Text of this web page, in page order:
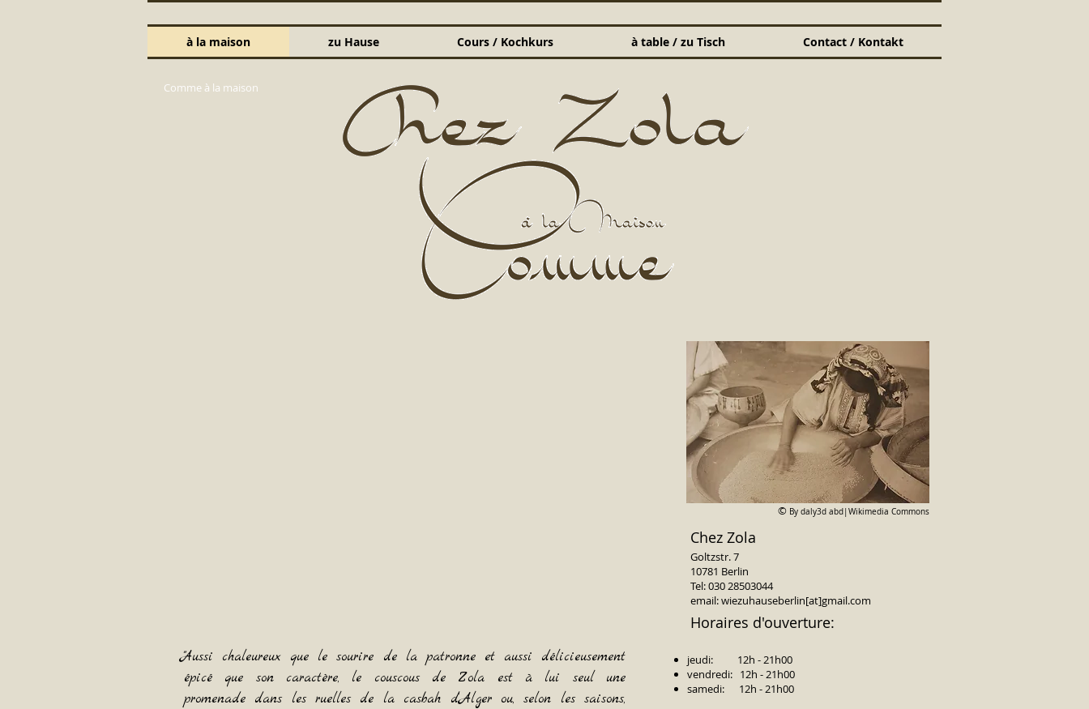
à la maison zu Hause Cours / Kochkurs à table / zu Tisch Contact / Kontakt
Comme à la maison
"Aussi chaleureux que le sourire de la patronne et aussi délicieusement
épicé que son caractère, le couscous de Zola est à lui seul une
promenade dans les ruelles de la casbah d’Alger ou, selon les saisons,
© By daly3d abd|Wikimedia Commons
Chez Zola
Goltzstr. 7
10781 Berlin
Tel: 030 28503044
email: wiezuhauseberlin[at]gmail.com
Horaires d'ouverture:
jeudi: 12h - 21h00
vendredi: 12h - 21h00
samedi: 12h - 21h00